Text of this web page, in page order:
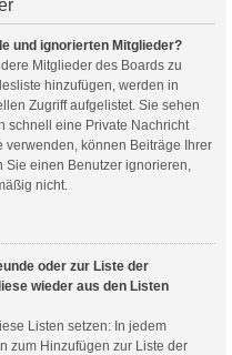
und ignorierten Mitglieder?
Mitglieder des Boards zu
hinzufügen, werden in
Zugriff aufgelistet. Sie sehen
schnell eine Private Nachricht
verwenden, können Beiträge Ihrer
Sie einen Benutzer ignorieren,
nicht.
oder zur Liste der
wieder aus den Listen
Listen setzen: In jedem
zum Hinzufügen zur Liste der